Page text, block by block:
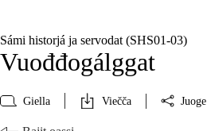
Sámi historjá ja servodat (SHS01‑03)
Vuođđogálggat
Giella Viečča Juoge